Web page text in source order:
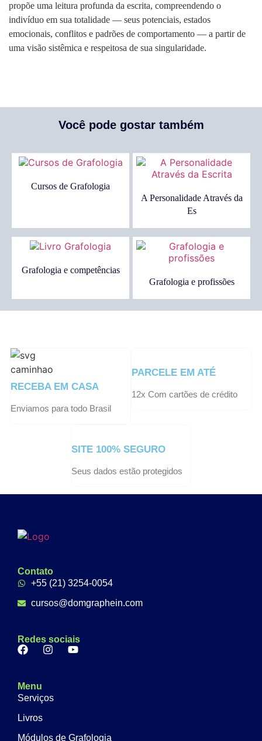
propõe uma leitura profunda da escrita, compreendendo o
indivíduo em sua totalidade — seus potenciais, estados
emocionais, conflitos e padrões de comportamento — a partir de
uma visão sistêmica e respeitosa de sua singularidade.
Você pode gostar também
Cursos de Grafologia
A Personalidade Através da
Es
Grafologia e competências
Grafologia e profissões
RECEBA EM CASA
Enviamos para todo Brasil
PARCELE EM ATÉ
12x Com cartões de crédito
SITE 100% SEGURO
Seus dados estão protegidos
Contato
+55 (21) 3254-0054
cursos@domgraphein.com
Redes sociais
Menu
Serviços
Livros
Módulos de Grafologia